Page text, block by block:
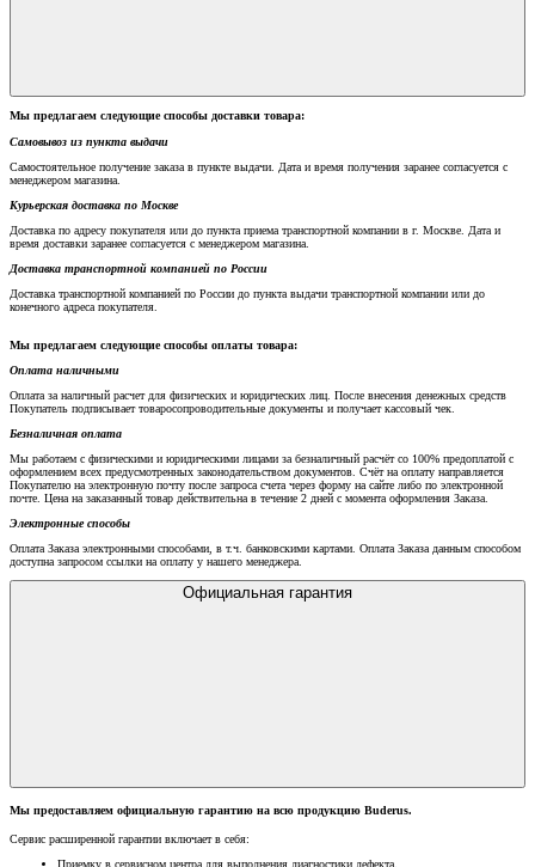
Мы предлагаем следующие способы доставки товара:
Самовывоз из пункта выдачи
Самостоятельное получение заказа в пункте выдачи. Дата и время получения заранее согласуется с
менеджером магазина.
Курьерская доставка по Москве
Доставка по адресу покупателя или до пункта приема транспортной компании в г. Москве. Дата и
время доставки заранее согласуется с менеджером магазина.
Доставка транспортной компанией по России
Доставка транспортной компанией по России до пункта выдачи транспортной компании или до
конечного адреса покупателя.
Мы предлагаем следующие способы оплаты товара:
Оплата наличными
Оплата за наличный расчет для физических и юридических лиц. После внесения денежных средств
Покупатель подписывает товаросопроводительные документы и получает кассовый чек.
Безналичная оплата
Мы работаем с физическими и юридическими лицами за безналичный расчёт со 100% предоплатой с
оформлением всех предусмотренных законодательством документов. Счёт на оплату направляется
Покупателю на электронную почту после запроса счета через форму на сайте либо по электронной
почте. Цена на заказанный товар действительна в течение 2 дней с момента оформления Заказа.
Электронные способы
Оплата Заказа электронными способами, в т.ч. банковскими картами. Оплата Заказа данным способом
доступна запросом ссылки на оплату у нашего менеджера.
Официальная гарантия
Мы предоставляем официальную гарантию на всю продукцию Buderus.
Сервис расширенной гарантии включает в себя: